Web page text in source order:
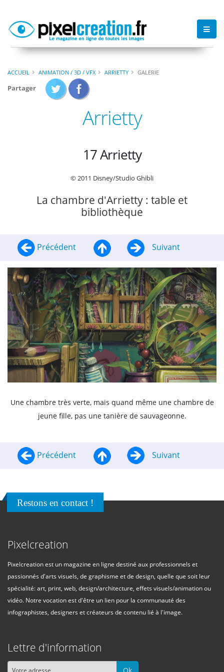
ACCUEIL ANIMATION / 3D / VFX ARRIETTY GALERIE
Partager
Arrietty
17 Arrietty
© 2011 Disney/Studio Ghibli
La chambre d'Arrietty : table et
bibliothèque
Précédent Suivant
Une chambre très verte, mais quand même une chambre de
jeune fille, pas une tanière de sauvageonne.
Précédent Suivant
Restons en contact !
Pixelcreation
Pixelcreation est un magazine en ligne destiné aux professionnels et
passionnés d'arts visuels, de graphisme et de design, quelle que soit leur
spécialité: art, print, web, design/architecture, effets visuels/animation ou
vidéo. Notre vocation est d'être un lien pour la communauté des
infographistes, designers et créateurs de contenu lié à l'image.
Lettre d'information